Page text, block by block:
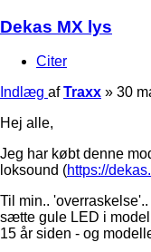
Dekas MX lys
Citer
Indlæg afTraxx » 30
Hej alle,
Jeg har købt denne
loksound (https://
Til min..
sætte gule LED i
15 år siden - og